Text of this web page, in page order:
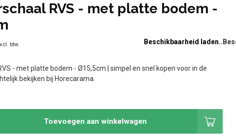
RVS - met platte bodem -
btw Beschikbaarheid laden..
- met platte bodem - Ø15,5cm | simpel en snel kopen voor in de
bekijken bij Horecarama.
Toevoegen aan winkelwagen